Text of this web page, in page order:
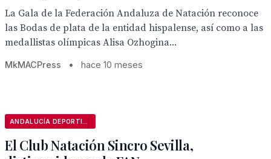
La Gala de la Federación Andaluza de Natación reconoce
las Bodas de plata de la entidad hispalense, así como a las
medallistas olímpicas Alisa Ozhogina...
MkMACPress • hace 10 meses
El Club Natación Sincro Sevilla,